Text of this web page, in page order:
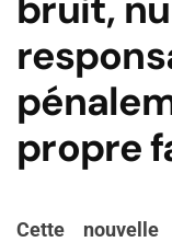
propre
Cette